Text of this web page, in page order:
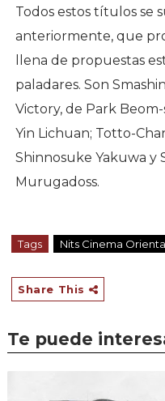
Todos estos títulos se
anteriormente, que
llena de propuestas
paladares. Son
Victory, de Park
Yin Lichuan; Totto-
Shinnosuke Yakuwa y
Murugadoss.
Tags Nits Cinema
Share This
Te puede